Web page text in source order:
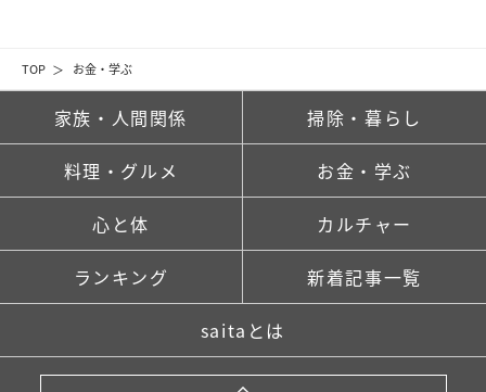
TOP お金・学ぶ
家族・人間関係 掃除・暮らし
料理・グルメ お金・学ぶ
心と体 カルチャー
ランキング 新着記事一覧
saitaとは